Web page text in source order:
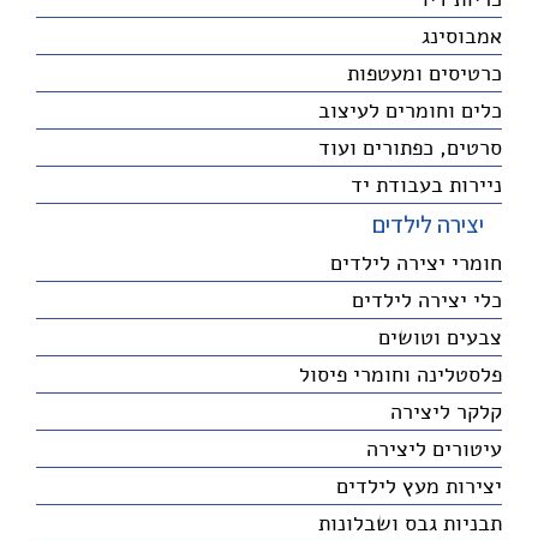
אמבוסינג
כרטיסים ומעטפות
כלים וחומרים לעיצוב
סרטים, כפתורים ועוד
ניירות בעבודת יד
יצירה לילדים
חומרי יצירה לילדים
כלי יצירה לילדים
צבעים וטושים
פלסטלינה וחומרי פיסול
קלקר ליצירה
עיטורים ליצירה
יצירות מעץ לילדים
תבניות גבס ושבלונות